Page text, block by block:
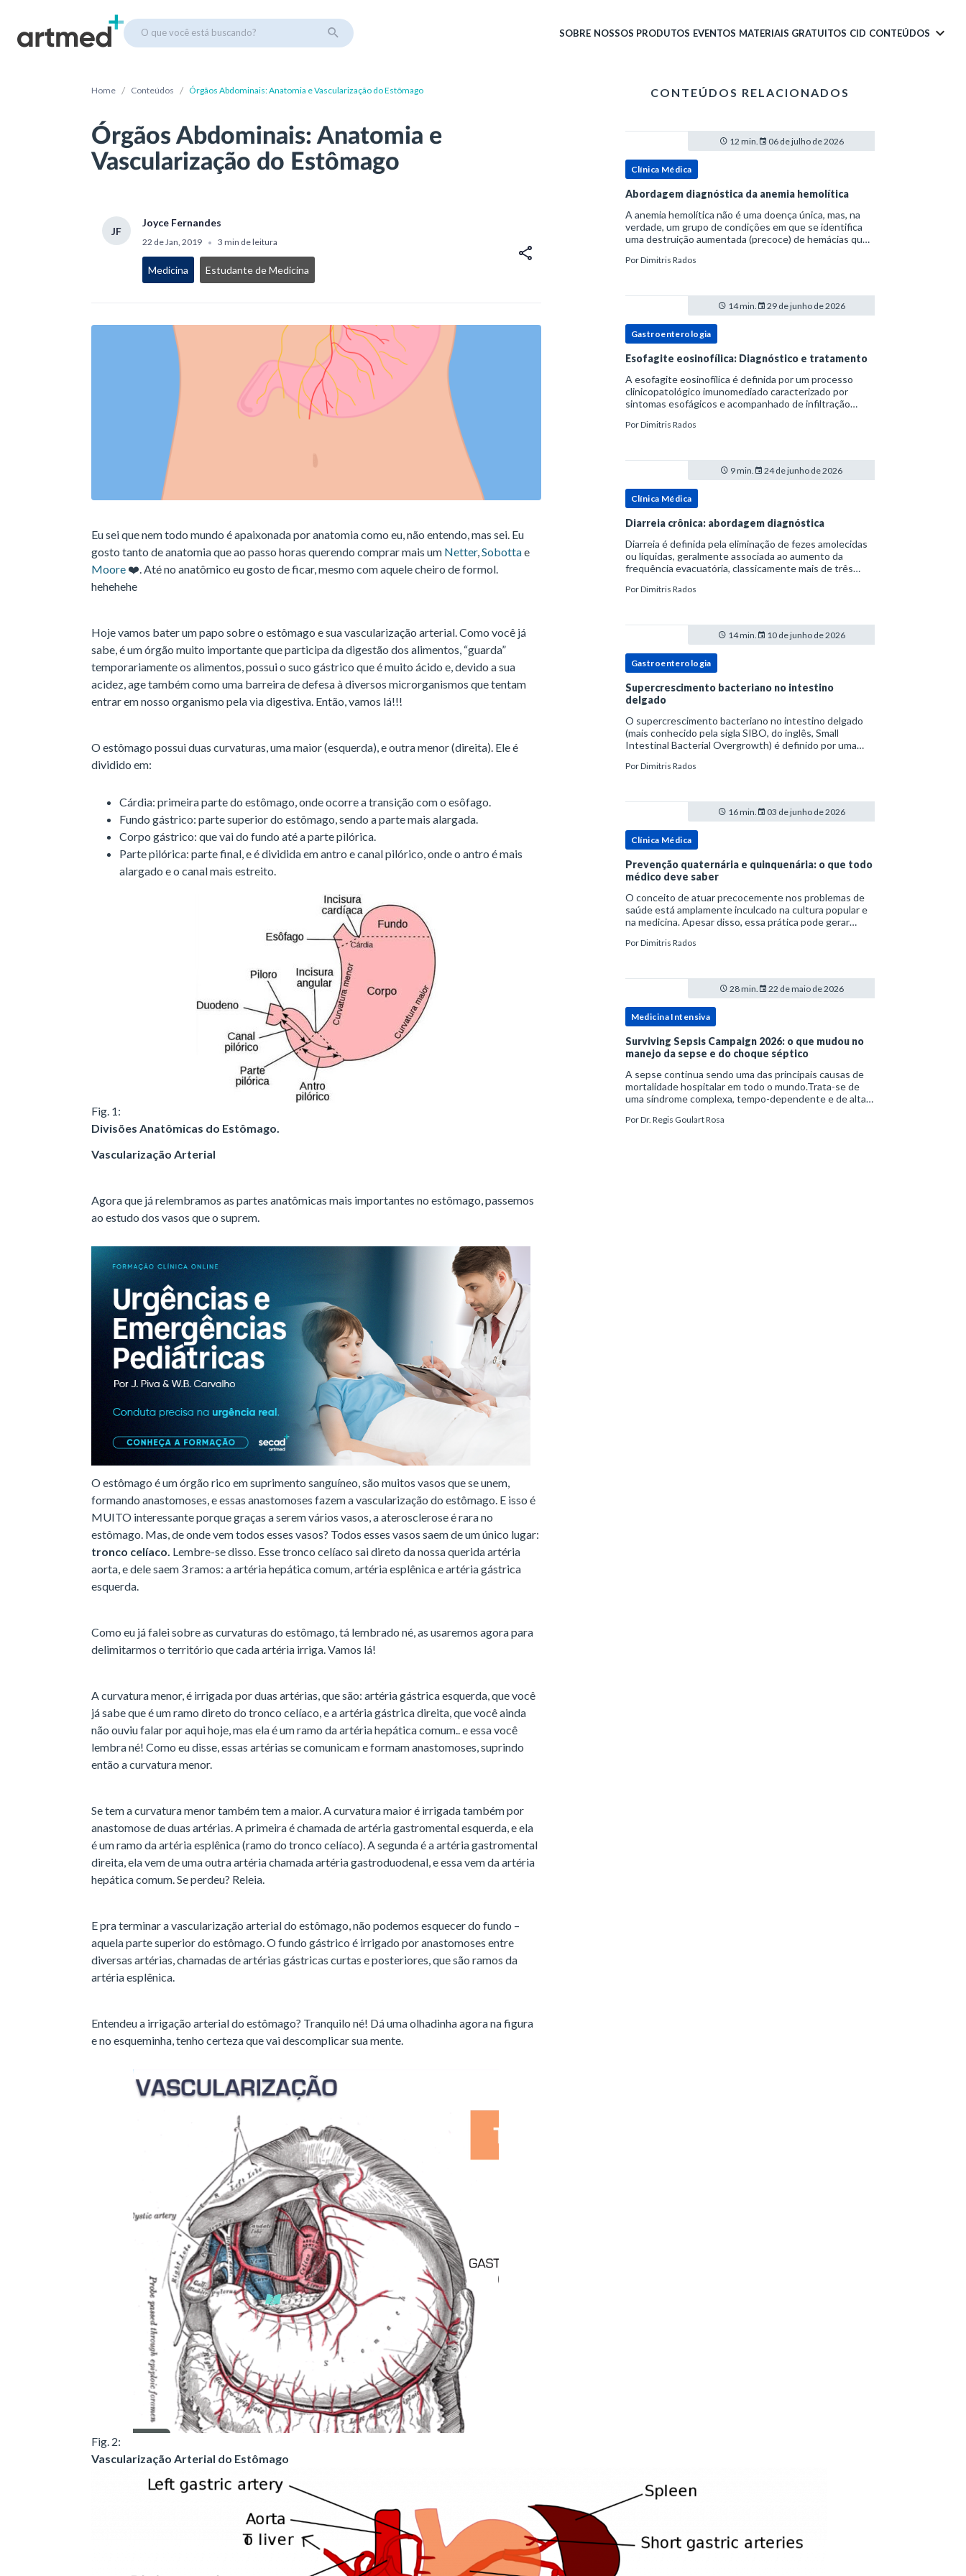
O que você está buscando? SOBRE NOSSOS PRODUTOS EVENTOS MATERIAIS GRATUITOS CID CONTEÚDOS
Home / Conteúdos / Órgãos Abdominais: Anatomia e Vascularização do Estômago
Órgãos Abdominais: Anatomia e
Vascularização do Estômago
JF
Joyce Fernandes
22 de Jan, 2019 • 3 min de leitura
Medicina Estudante de Medicina
Eu sei que nem todo mundo é apaixonada por anatomia como eu, não entendo, mas sei. Eu
gosto tanto de anatomia que ao passo horas querendo comprar mais um Netter,Sobottae
Moore ❤️. Até no anatômico eu gosto de ficar, mesmo com aquele cheiro de formol.
hehehehe
Hoje vamos bater um papo sobre o estômago e sua vascularização arterial. Como você já
sabe, é um órgão muito importante que participa da digestão dos alimentos, “guarda”
temporariamente os alimentos, possui o suco gástrico que é muito ácido e, devido a sua
acidez, age também como uma barreira de defesa à diversos microrganismos que tentam
entrar em nosso organismo pela via digestiva. Então, vamos lá!!!
O estômago possui duas curvaturas, uma maior (esquerda), e outra menor (direita). Ele é
dividido em:
Cárdia: primeira parte do estômago, onde ocorre a transição com o esôfago.
Fundo gástrico: parte superior do estômago, sendo a parte mais alargada.
Corpo gástrico: que vai do fundo até a parte pilórica.
Parte pilórica: parte final, e é dividida em antro e canal pilórico, onde o antro é mais
alargado e o canal mais estreito.
Fig. 1:
Divisões Anatômicas do Estômago.
Vascularização Arterial
Agora que já relembramos as partes anatômicas mais importantes no estômago, passemos
ao estudo dos vasos que o suprem.
O estômago é um órgão rico em suprimento sanguíneo, são muitos vasos que se unem,
formando anastomoses, e essas anastomoses fazem a vascularização do estômago. E isso é
MUITO interessante porque graças a serem vários vasos, a aterosclerose é rara no
estômago. Mas, de onde vem todos esses vasos? Todos esses vasos saem de um único lugar:
tronco celíaco. Lembre-se disso. Esse tronco celíaco sai direto da nossa querida artéria
aorta, e dele saem 3 ramos: a artéria hepática comum, artéria esplênica e artéria gástrica
esquerda.
Como eu já falei sobre as curvaturas do estômago, tá lembrado né, as usaremos agora para
delimitarmos o território que cada artéria irriga. Vamos lá!
A curvatura menor, é irrigada por duas artérias, que são: artéria gástrica esquerda, que você
já sabe que é um ramo direto do tronco celíaco, e a artéria gástrica direita, que você ainda
não ouviu falar por aqui hoje, mas ela é um ramo da artéria hepática comum.. e essa você
lembra né! Como eu disse, essas artérias se comunicam e formam anastomoses, suprindo
então a curvatura menor.
Se tem a curvatura menor também tem a maior. A curvatura maior é irrigada também por
anastomose de duas artérias. A primeira é chamada de artéria gastromental esquerda, e ela
é um ramo da artéria esplênica (ramo do tronco celíaco). A segunda é a artéria gastromental
direita, ela vem de uma outra artéria chamada artéria gastroduodenal, e essa vem da artéria
hepática comum. Se perdeu? Releia.
E pra terminar a vascularização arterial do estômago, não podemos esquecer do fundo –
aquela parte superior do estômago. O fundo gástrico é irrigado por anastomoses entre
diversas artérias, chamadas de artérias gástricas curtas e posteriores, que são ramos da
artéria esplênica.
Entendeu a irrigação arterial do estômago? Tranquilo né! Dá uma olhadinha agora na figura
e no esqueminha, tenho certeza que vai descomplicar sua mente.
Fig. 2:
Vascularização Arterial do Estômago
CONTEÚDOS RELACIONADOS
12 min. 06 de julho de 2026
Clínica Médica
Abordagem diagnóstica da anemia hemolítica
A anemia hemolítica não é uma doença única, mas, na
verdade, um grupo de condições em que se identifica
uma destruição aumentada (precoce) de hemácias que
óssea.Como a vida média normal da hemácia é de apro
PorDimitris Rados
14 min. 29 de junho de 2026
Gastroenterologia
Esofagite eosinofílica: Diagnóstico e tratamento
A esofagite eosinofílica é definida por um processo
clinicopatológico imunomediado caracterizado por
sintomas esofágicos e acompanhado de infiltração
dentro do espectro da doença do refluxo gastr
PorDimitris Rados
9 min. 24 de junho de 2026
Clínica Médica
Diarreia crônica: abordagem diagnóstica
Diarreia é definida pela eliminação de fezes amolecidas
ou líquidas, geralmente associada ao aumento da
frequência evacuatória, classicamente mais de três
prática, a consistência das fezes costuma s
PorDimitris Rados
14 min. 10 de junho de 2026
Gastroenterologia
Supercrescimento bacteriano no intestino
delgado
O supercrescimento bacteriano no intestino delgado
(mais conhecido pela sigla SIBO, do inglês, Small
Intestinal Bacterial Overgrowth) é definido por uma
específica de disbiose do trato digestivo. P
PorDimitris Rados
16 min. 03 de junho de 2026
Clínica Médica
Prevenção quaternária e quinquenária: o que todo
médico deve saber
O conceito de atuar precocemente nos problemas de
saúde está amplamente inculcado na cultura popular e
na medicina. Apesar disso, essa prática pode gerar
tratamentos podem advir de prevenção excessiva
PorDimitris Rados
28 min. 22 de maio de 2026
Medicina Intensiva
Surviving Sepsis Campaign 2026: o que mudou no
manejo da sepse e do choque séptico
A sepse continua sendo uma das principais causas de
mortalidade hospitalar em todo o mundo.Trata-se de
uma síndrome complexa, tempo-dependente e de alta
manejo estruturado são determinantes para o desfe
PorDr. Regis Goulart Rosa